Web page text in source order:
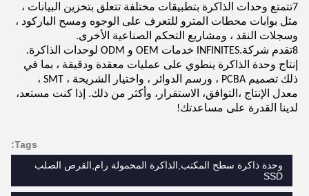
7تتمتع وحدات الذاكرة بتطبيقات مختلفة تتعلق بتخزين البيانات ،
مثل بوابات محطات المترو للتعرف على الوجوه ومسح الباركود ،
وسجلات النقد ، ومشاريع التحكم الصناعية الأخرى.
8تقدم شركة.INFINITES خدمات OEM و ODM لوحدات الذاكرة.
إنتاج وحدة الذاكرة ينطوي على عمليات معقدة ودقيقة ، بما في
ذلك تصميم PCBA ، ورسم الدوائر ، واختيار الشريحة ، SMT ،
معدل الإنتاج ،التوافق، الاستقرار، وأكثر من ذلك. إذا كنت مستعد،
لدينا القدرة على مساعدتك!
Tags:
وحدة ذاكرة سطح المكتب,الذاكرة المحمولة رام,القرص الصلب
SSD